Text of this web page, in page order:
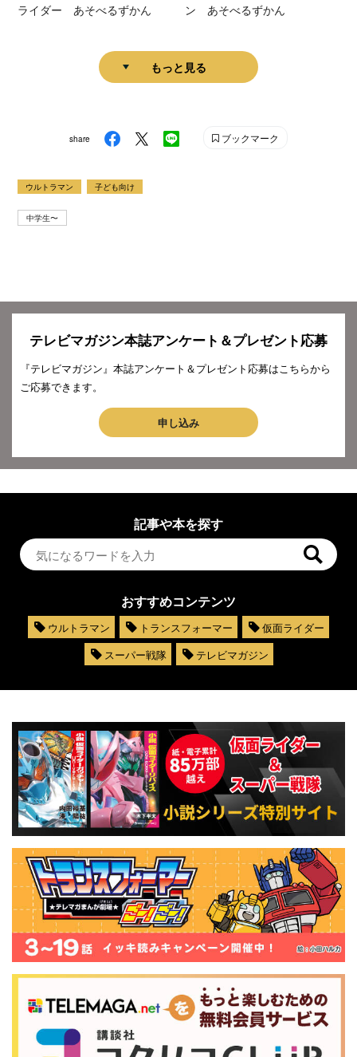
ライダー あそべるずかん
ン あそべるずかん
もっと見る
share ブックマーク
ウルトラマン 子ども向け
中学生〜
テレビマガジン本誌アンケート＆プレゼント応募
『テレビマガジン』本誌アンケート＆プレゼント応募はこちらから
ご応募できます。
申し込み
記事や本を探す
おすすめコンテンツ
ウルトラマン トランスフォーマー
仮面ライダー
スーパー戦隊
テレビマガジン